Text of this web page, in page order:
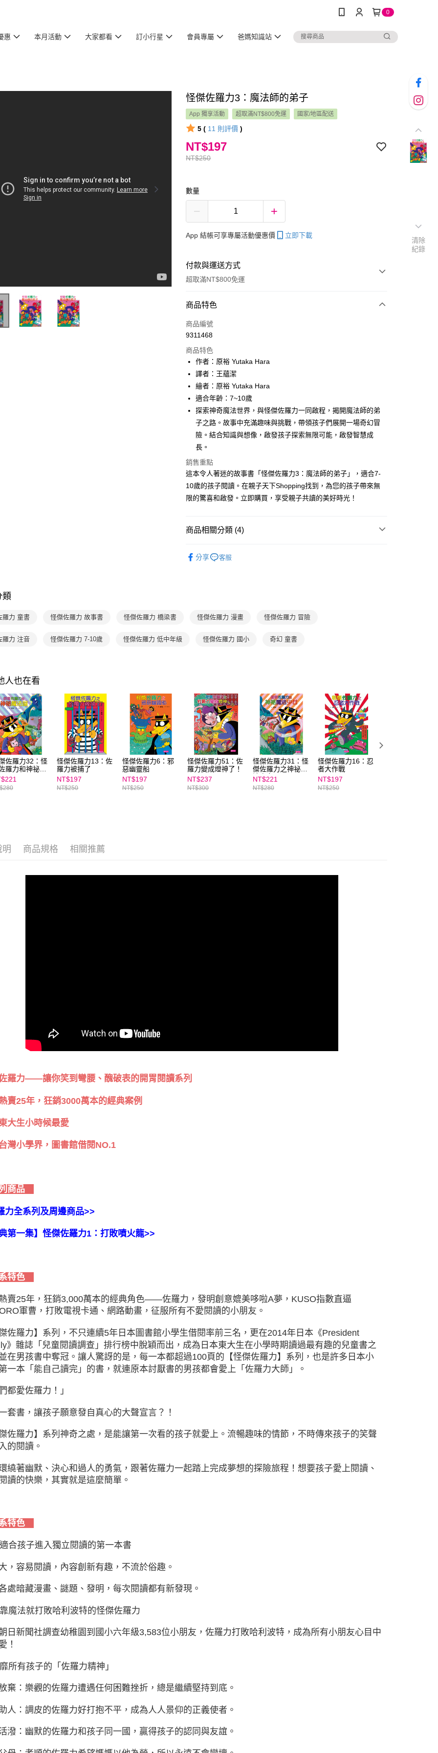
0
惠 本月活動 大家都看 訂小行星 會員專屬 爸媽知識站
怪傑佐羅力3：魔法師的弟子
App 獨享活動 超取滿NT$800免運 國家/地區配送
5 ( 11 則評價 )
NT$250
NT$197
數量
App 結帳可享專屬活動優惠價 立即下載
付款與運送方式
超取滿NT$800免運
付款方式
信用卡一次付款
Apple Pay
大哥付你分期
相關說明
【大哥付你分期使用說明】
1.本服務由台灣大哥大提供，台灣大哥大用戶可立即使用無須另外申請。
2.付款方式選擇「大哥付你分期」，訂單成立後會自動跳轉到大哥付的交易
流程，驗證手機門號後，選擇欲分期的期數、繳款截止日，確認付款後即
完成交易。
4.訂單成立30分鐘內，如未前往確認交易或遇審核未通過，訂單將自動取
消。如遇「轉專審核」未通過狀況，表示未達大哥付你分期系統評分，恕
【繳款方式說明】
1.分期款項不併入電信帳單，「大哥付你分期」於每月結算日後寄送繳費提
醒簡訊。
2.透過簡訊連結打開帳單後，可選擇「超商條碼／台灣大直營門市／銀行轉
【注意事項】
款買賣價金債權讓與本公司後，依約使用本公司帳單繳交帳款。
【關於「AFTEE先享後付」】
AFTEE先享後付是「在收到商品之後才付款」的支付方式。 讓您購物簡單
便利好安心！
１．簡單：不需註冊會員、不需綁卡、不需儲值。
２．便利：只要手機號碼，簡訊認證，即可結帳。
３．安心：先確認商品／服務後，再付款。
【「AFTEE先享後付」結帳流程】
１．於結帳方式選擇「AFTEE先享後付」後，將跳轉至「AFTEE先享後
／ATM／網路銀行／等多元方式進行付款，方視為交易完成。
先享後付繳納相關費用。
交易，需依本服務之必要範圍內提供個人資料，並將交易相關給付款項請
２．關於個人資料處理事宜，請瀏覽以下網址：
結果請求用戶進行身份認證。
５．嚴禁一人註冊多個帳號或使用他人資訊註冊。若發現惡意使用之情
形，恩沛科技股份有限公司將有權停止該用戶之使用額度並採取法律行
動。
ATM付款
運送方式
付款後全家取貨
每筆NT$70，滿NT$800(含以上)免運費
每筆NT$70，滿NT$800(含以上)免運費
每筆NT$70，滿NT$800(含以上)免運費
商品特色
商品編號
9311468
商品特色
作者：原裕 Yutaka Hara
譯者：王蘊潔
繪者：原裕 Yutaka Hara
適合年齡：7~10歲
探索神奇魔法世界，與怪傑佐羅力一同啟程，揭開魔法師的弟
子之路。故事中充滿趣味與挑戰，帶領孩子們展開一場奇幻冒
險。結合知識與想像，啟發孩子探索無限可能，啟發智慧成
長。
銷售重點
這本令人著迷的故事書「怪傑佐羅力3：魔法師的弟子」，適合7-
10歲的孩子閱讀。在親子天下Shopping找到，為您的孩子帶來無
限的驚喜和啟發。立即購買，享受親子共讀的美好時光！
商品相關分類 (4)
分享 客服
類
羅力 童書 怪傑佐羅力 故事書 怪傑佐羅力 橋梁書 怪傑佐羅力 漫畫 怪傑佐羅力 冒險
羅力 注音 怪傑佐羅力 7-10歲 怪傑佐羅力 低中年級 怪傑佐羅力 國小 奇幻 童書
人也在看
佐羅力32：怪
羅力和神祕魔
怪傑佐羅力13：佐
羅力被捕了
NT$197
NT$250
怪傑佐羅力6：邪
惡幽靈船
NT$197
NT$250
怪傑佐羅力51：佐
羅力變成燈神了！
NT$237
NT$300
怪傑佐羅力31：怪
傑佐羅力之神祕魔
法少女
NT$221
NT$280
怪傑佐羅力16：忍
者大作戰
NT$197
NT$250
明 商品規格 相關推薦
羅力——讓你笑到彎腰、醜破表的開胃閱讀系列
賣25年，狂銷3000萬本的經典案例
大生小時候最愛
灣小學界，圖書館借閱NO.1
商品
力全系列及周邊商品>>
第一集】怪傑佐羅力1：打敗噴火龍>>
特色
賣25年，狂銷3,000萬本的經典角色——佐羅力，發明創意媲美哆啦A夢，KUSO指數直逼
軍曹，打敗電視卡通、網路動畫，征服所有不愛閱讀的小朋友。
佐羅力】系列，不只連續5年日本圖書館小學生借閱率前三名，更在2014年日本《President
》雜誌「兒童閱讀調查」排行榜中脫穎而出，成為日本東大生在小學時期讀過最有趣的兒童書之
在男孩書中奪冠。讓人驚訝的是，每一本都超過100頁的【怪傑佐羅力】系列，也是許多日本小
一本「能自己讀完」的書，就連原本討厭書的男孩都會愛上「佐羅力大師」。
都愛佐羅力！」
套書，讓孩子願意發自真心的大聲宣言？！
佐羅力】系列神奇之處，是能讓第一次看的孩子就愛上。流暢趣味的情節，不時傳來孩子的笑聲
的閱讀。
繞著幽默、決心和過人的勇氣，跟著佐羅力一起踏上完成夢想的探險旅程！想要孩子愛上閱讀、
讀的快樂，其實就是這麼簡單。
特色
合孩子進入獨立閱讀的第一本書
，容易閱讀，內容創新有趣，不流於俗趣。
處暗藏漫畫、謎題、發明，每次閱讀都有新發現。
魔法就打敗哈利波特的怪傑佐羅力
日新聞社調查幼稚園到國小六年級3,583位小朋友，佐羅力打敗哈利波特，成為所有小朋友心目中
！
所有孩子的「佐羅力精神」
棄：樂觀的佐羅力遭遇任何困難挫折，總是繼續堅持到底。
人：調皮的佐羅力好打抱不平，成為人人景仰的正義使者。
潑：幽默的佐羅力和孩子同一國，贏得孩子的認同與友誼。
清除
紀錄